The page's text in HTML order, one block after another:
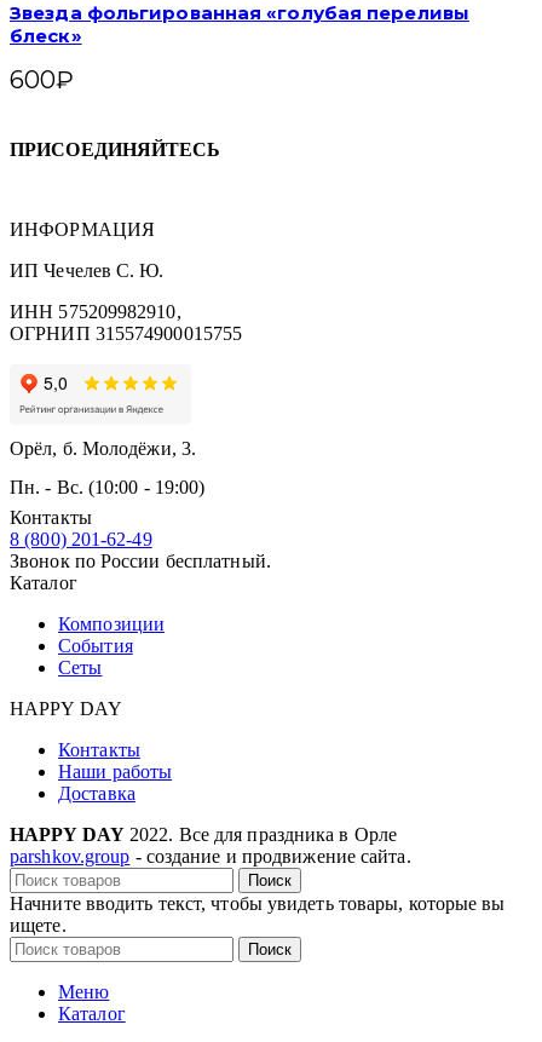
Звезда фольгированная «голубая переливы
блеск»
600₽
ПРИСОЕДИНЯЙТЕСЬ
ИНФОРМАЦИЯ
ИП Чечелев С. Ю.
ИНН 575209982910,
ОГРНИП 315574900015755
Орёл, б. Молодёжи, 3.
Пн. - Вс. (10:00 - 19:00)
Контакты
8 (800) 201-62-49
Звонок по России бесплатный.
Каталог
Композиции
События
Сеты
HAPPY DAY
Контакты
Наши работы
Доставка
HAPPY DAY 2022. Все для праздника в Орле
parshkov.group - создание и продвижение сайта.
Поиск
Начните вводить текст, чтобы увидеть товары, которые вы
ищете.
Поиск
Меню
Каталог